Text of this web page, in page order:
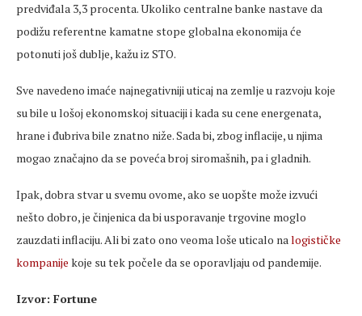
predviđala 3,3 procenta. Ukoliko centralne banke nastave da
podižu referentne kamatne stope globalna ekonomija će
potonuti još dublje, kažu iz STO.
Sve navedeno imaće najnegativniji uticaj na zemlje u razvoju koje
su bile u lošoj ekonomskoj situaciji i kada su cene energenata,
hrane i đubriva bile znatno niže. Sada bi, zbog inflacije, u njima
mogao značajno da se poveća broj siromašnih, pa i gladnih.
Ipak, dobra stvar u svemu ovome, ako se uopšte može izvući
nešto dobro, je činjenica da bi usporavanje trgovine moglo
zauzdati inflaciju. Ali bi zato ono veoma loše uticalo nalogističke
kompanije koje su tek počele da se oporavljaju od pandemije.
Izvor: Fortune